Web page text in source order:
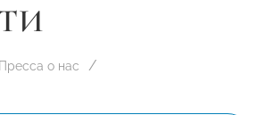
Пресса о нас